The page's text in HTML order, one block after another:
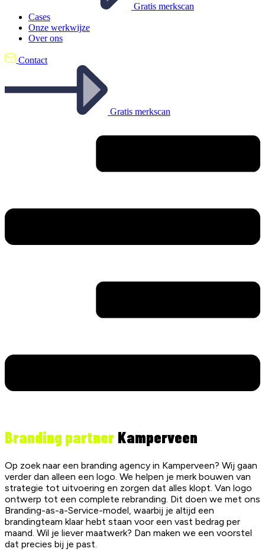
Gratis merkscan
Cases
Onze werkwijze
Over ons
Contact
Gratis merkscan
Branding partner Kamperveen
Op zoek naar een branding agency in Kamperveen? Wij gaan
verder dan alleen een logo. We helpen je merk bouwen van
strategie tot uitvoering en zorgen dat alles klopt. Van logo
ontwerp tot een complete rebranding. Dit doen we met ons
Branding-as-a-Service-model, waarbij je altijd een
brandingteam klaar hebt staan voor een vast bedrag per
maand. Wil je liever maatwerk? Dan maken we een voorstel
dat precies bij je past.